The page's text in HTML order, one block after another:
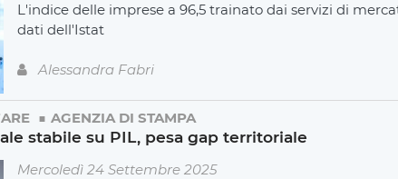
L'indice delle imprese a 96,5 trainato dai servizi di
dati dell'Istat
Alessandra Fabri
AGENZIA DI STAMPA
stabile su PIL, pesa gap territoriale
Mercoledì 24 Settembre 2025